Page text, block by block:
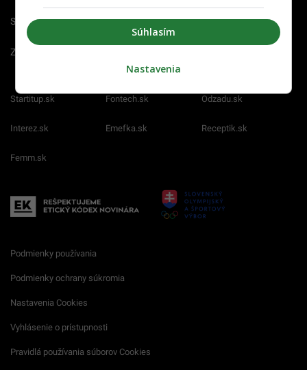
Spravovať notifikácie
Zrušiť predplatné
Startitup.sk Fontech.sk Odzadu.sk
Interez.sk Emefka.sk Receptik.sk
Femm.sk
Podmienky používania
Podmienky ochrany súkromia
Nastavenia Cookies
Vyhlásenie o prístupnosti
Pravidlá používania súborov Cookies
Súhlasím
Nastavenia